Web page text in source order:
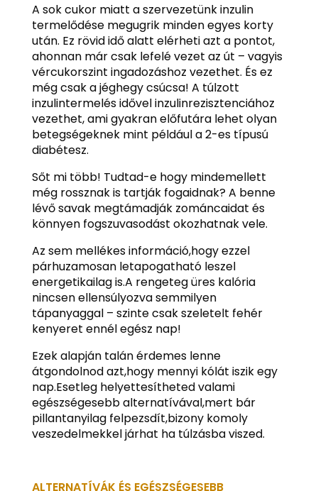
A sok cukor miatt a szervezetünk inzulin
termelődése megugrik minden egyes korty
után. Ez rövid idő alatt elérheti azt a pontot,
ahonnan már csak lefelé vezet az út – vagyis
vércukorszint ingadozáshoz vezethet. És ez
még csak a jéghegy csúcsa! A túlzott
inzulintermelés idővel inzulinrezisztenciához
vezethet, ami gyakran előfutára lehet olyan
betegségeknek mint például a 2-es típusú
diabétesz.
Sőt mi több! Tudtad-e hogy mindemellett
még rossznak is tartják fogaidnak? A benne
lévő savak megtámadják zománcaidat és
könnyen fogszuvasodást okozhatnak vele.
Az sem mellékes információ,hogy ezzel
párhuzamosan letapogatható leszel
energetikailag is.A rengeteg üres kalória
nincsen ellensúlyozva semmilyen
tápanyaggal – szinte csak szeletelt fehér
kenyeret ennél egész nap!
Ezek alapján talán érdemes lenne
átgondolnod azt,hogy mennyi kólát iszik egy
nap.Esetleg helyettesítheted valami
egészségesebb alternatívával,mert bár
pillantanyilag felpezsdít,bizony komoly
veszedelmekkel járhat ha túlzásba viszed.
ALTERNATÍVÁK ÉS EGÉSZSÉGESEBB